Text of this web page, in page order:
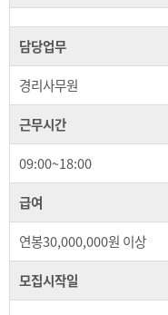
담당업무
경리사무원
근무시간
09:00~18:00
급여
연봉30,000,000원 이상
모집시작일